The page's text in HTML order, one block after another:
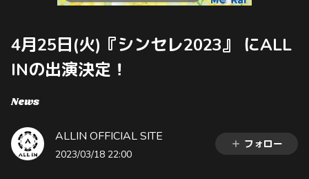
4月25日(火)『シンセレ2023』 にALL
INの出演決定！
News
ALLIN OFFICIAL SITE
2023/03/18 22:00
フォロー